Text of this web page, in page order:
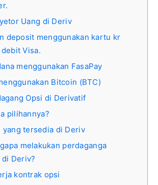
Uang di Deriv
deposit menggunakan kartu kr
Visa.
menggunakan FasaPay
Bitcoin (BTC)
Opsi di Derivatif
pilihannya?
yang tersedia di Deriv
melakukan perdaganga
Deriv?
kontrak opsi